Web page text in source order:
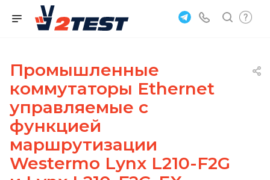
Промышленные
коммутаторы Ethernet
управляемые с
функцией
маршрутизации
Westermo Lynx L210-F2G